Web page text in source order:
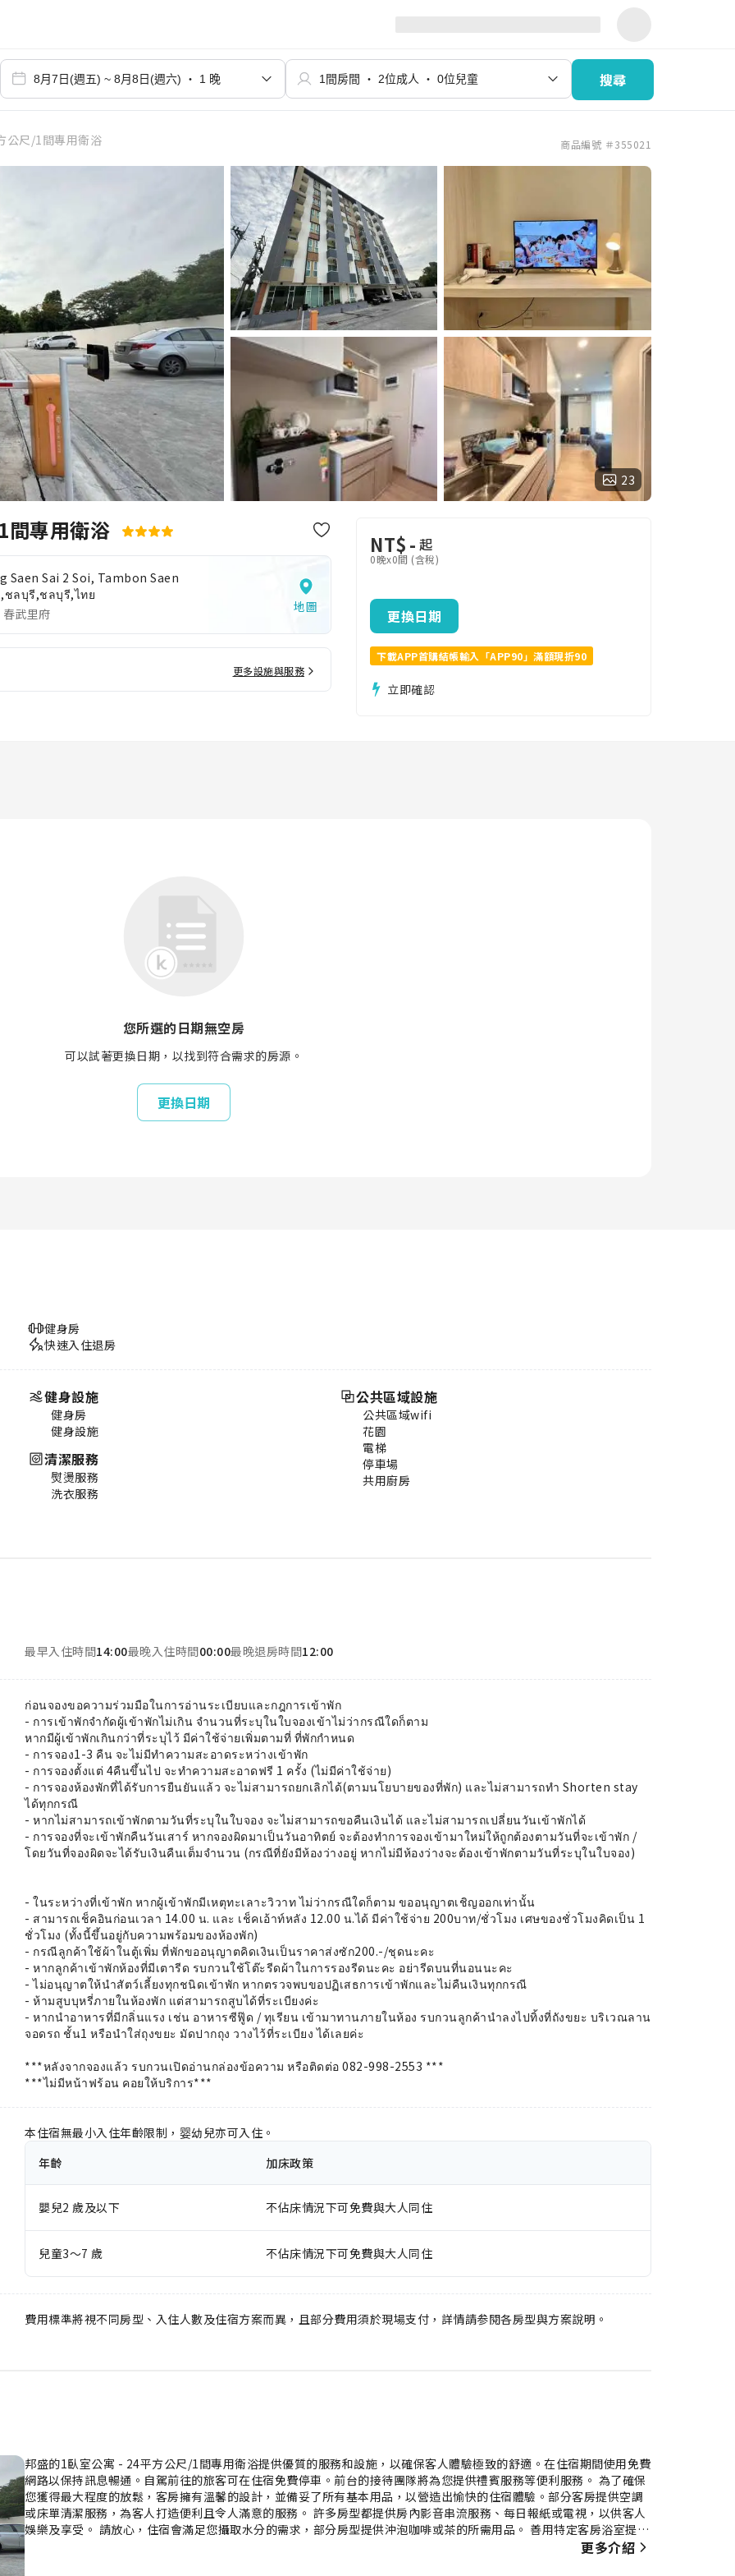
搜尋
公尺/1間專用衛浴 商品編號 ＃355021
23
間專用衛浴
Saen Sai 2 Soi, Tambon Saen
ชลบุรี,ชลบุรี,ไทย
武里府
地圖
更多設施與服務
NT$- 起
0晚x0間 (含稅)
更換日期
下載APP首購結帳輸入「APP90」滿額現折90
立即確認
您所選的日期無空房
可以試著更換日期，以找到符合需求的房源。
更換日期
健身房
快速入住退房
健身設施
健身房
健身設施
清潔服務
熨燙服務
洗衣服務
公共區域設施
公共區域wifi
花園
電梯
停車場
共用廚房
最早入住時間14:00最晚入住時間00:00最晚退房時間12:00
ก่อนจองขอความร่วมมือในการอ่านระเบียบและกฎการเข้าพัก
- การเข้าพักจำกัดผู้เข้าพักไม่เกิน จำนวนที่ระบุในใบจองเข้าไม่ว่ากรณีใดก็ตาม
หากมีผู้เข้าพักเกินกว่าที่ระบุไว้ มีค่าใช้จ่ายเพิ่มตามที่ ที่พักกำหนด
- การจอง1-3 คืน จะไม่มีทำความสะอาดระหว่างเข้าพัก
- การจองตั้งแต่ 4คืนขึ้นไป จะทำความสะอาดฟรี 1 ครั้ง (ไม่มีค่าใช้จ่าย)
- การจองห้องพักที่ได้รับการยืนยันแล้ว จะไม่สามารถยกเลิกได้(ตามนโยบายของที่พัก) และไม่สามารถทำ Shorten stay
ได้ทุกกรณี
- หากไม่สามารถเข้าพักตามวันที่ระบุในใบจอง จะไม่สามารถขอคืนเงินได้ และไม่สามารถเปลี่ยนวันเข้าพักได้
- การจองที่จะเข้าพักคืนวันเสาร์ หากจองผิดมาเป็นวันอาทิตย์ จะต้องทำการจองเข้ามาใหม่ให้ถูกต้องตามวันที่จะเข้าพัก /
โดยวันที่จองผิดจะได้รับเงินคืนเต็มจำนวน (กรณีที่ยังมีห้องว่างอยู่ หากไม่มีห้องว่างจะต้องเข้าพักตามวันที่ระบุในใบจอง)
- ในระหว่างที่เข้าพัก หากผู้เข้าพักมีเหตุทะเลาะวิวาท ไม่ว่ากรณีใดก็ตาม ขออนุญาตเชิญออกเท่านั้น
- สามารถเช็คอินก่อนเวลา 14.00 น. และ เช็คเอ้าท์หลัง 12.00 น.ได้ มีค่าใช้จ่าย 200บาท/ชั่วโมง เศษของชั่วโมงคิดเป็น 1
ชั่วโมง (ทั้งนี้ขึ้นอยู่กับความพร้อมของห้องพัก)
- กรณีลูกค้าใช้ผ้าในตู้เพิ่ม ที่พักขออนุญาตคิดเงินเป็นราคาส่งซัก200.-/ชุดนะคะ
- หากลูกค้าเข้าพักห้องที่มีเตารีด รบกวนใช้โต๊ะรีดผ้าในการรองรีดนะคะ อย่ารีดบนที่นอนนะคะ
- ไม่อนุญาตให้นำสัตว์เลี้ยงทุกชนิดเข้าพัก หากตรวจพบขอปฏิเสธการเข้าพักและไม่คืนเงินทุกกรณี
- ห้ามสูบบุหรี่ภายในห้องพัก แต่สามารถสูบได้ที่ระเบียงค่ะ
- หากนำอาหารที่มีกลิ่นแรง เช่น อาหารซีฟู๊ด / ทุเรียน เข้ามาทานภายในห้อง รบกวนลูกค้านำลงไปทิ้งที่ถังขยะ บริเวณลาน
จอดรถ ชั้น1 หรือนำใส่ถุงขยะ มัดปากถุง วางไว้ที่ระเบียง ได้เลยค่ะ
***หลังจากจองแล้ว รบกวนเปิดอ่านกล่องข้อความ หรือติดต่อ 082-998-2553 ***
***ไม่มีหน้าฟร้อน คอยให้บริการ***
本住宿無最小入住年齡限制，婴幼兒亦可入住。
年齡
加床政策
嬰兒2 歲及以下 不佔床情況下可免費與大人同住
兒童3～7 歲 不佔床情況下可免費與大人同住
費用標準將視不同房型、入住人數及住宿方案而異，且部分費用須於現場支付，詳情請参閱各房型與方案說明。
邦盛的1臥室公寓 - 24平方公尺/1間專用衛浴提供優質的服務和設施，以確保客人體驗極致的舒適。在住宿期間使用免費
網路以保持訊息暢通。自駕前往的旅客可在住宿免費停車。前台的接待團隊將為您提供禮賓服務等便利服務。 為了確保
您獲得最大程度的放鬆，客房擁有溫馨的設計，並備妥了所有基本用品，以營造出愉快的住宿體驗。部分客房提供空調
或床單清潔服務，為客人打造便利且令人滿意的服務。 許多房型都提供房內影音串流服務、每日報紙或電視，以供客人
娛樂及享受。 請放心，住宿會滿足您攝取水分的需求，部分房型提供沖泡咖啡或茶的所需用品。 善用特定客房浴室提供
的浴袍、毛巾或吹風機，以保持您的清潔和舒適。 盡情享受邦盛的1臥室公寓 - 24平方公尺/1間專用衛浴提供的各式活
更多介紹